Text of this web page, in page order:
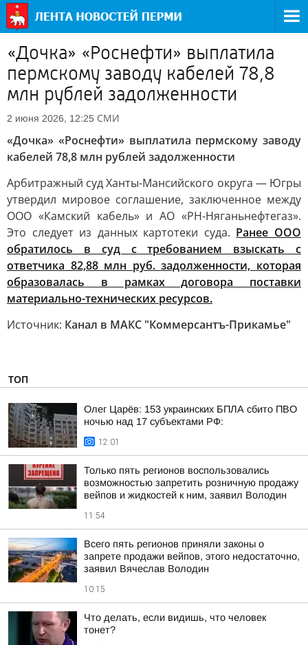
«Дочка» «Роснефти» выплатила
пермскому заводу кабелей 78,8
млн рублей задолженности
2 июня 2026, 12:25 СМИ
«Дочка» «Роснефти» выплатила пермскому заводу
кабелей 78,8 млн рублей задолженности
Арбитражный суд Ханты-Мансийского округа — Югры
утвердил мировое соглашение, заключенное между
ООО «Камский кабель» и АО «РН-Няганьнефтегаз».
Это следует из данных картотеки суда. Ранее ООО
обратилось в суд с требованием взыскать с
ответчика 82,88 млн руб. задолженности, которая
образовалась в рамках договора поставки
материально-технических ресурсов.
Источник: Канал в МАКС "Коммерсантъ-Прикамье"
ТОП
Олег Царёв: 153 украинских БПЛА сбито ПВО
ночью над 17 субъектами РФ:
12:01
Только пять регионов воспользовались
возможностью запретить розничную продажу
вейпов и жидкостей к ним, заявил Володин
11:54
Всего пять регионов приняли законы о
запрете продажи вейпов, этого недостаточно,
заявил Вячеслав Володин
10:15
Что делать, если видишь, что человек
тонет?